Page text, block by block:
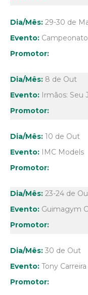
29-30 de
Campeonato
8 de Out
Irmãos: Seu
10 de Out
IMC Models
23-24 de
Guimagym
30 de Out
Tony Carreira